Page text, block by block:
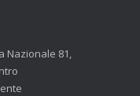
Nazionale 81,